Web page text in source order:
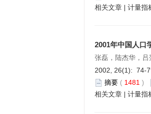
相关文章 | 计量指
2001年中国人口
张磊，陆杰华，吕
2002, 26(1): 74-
摘要 ( 1481 )
相关文章 | 计量指